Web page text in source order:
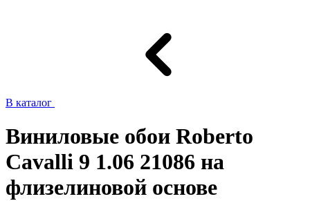
В каталог
Виниловые обои Roberto
Cavalli 9 1.06 21086 на
флизелиновой основе